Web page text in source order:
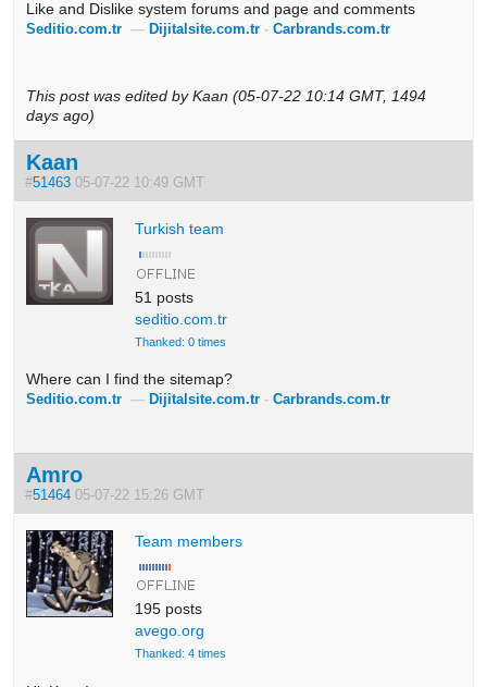
Like and Dislike system forums and page and comments
Seditio.com.tr — Dijitalsite.com.tr -Carbrands.com.tr
This post was edited by Kaan (05-07-22 10:14 GMT, 1494
days ago)
Kaan
#51463 05-07-22 10:49 GMT
Turkish team
51 posts
seditio.com.tr
Thanked: 0 times
Where can I find the sitemap?
Seditio.com.tr — Dijitalsite.com.tr -Carbrands.com.tr
Amro
#51464 05-07-22 15:26 GMT
Team members
195 posts
avego.org
Thanked: 4 times